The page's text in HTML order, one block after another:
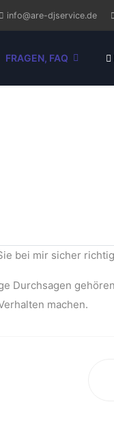
info@are-djservice.de
FRAGEN, FAQ
bei mir sicher
Durchsagen
machen.